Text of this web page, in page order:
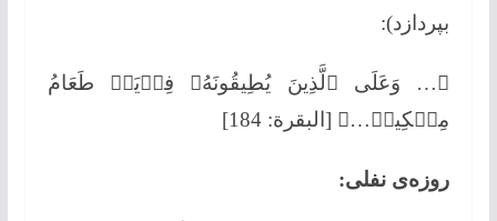
بپردازد):
﴿… وَعَلَى ٱلَّذِينَ يُطِيقُونَهُۥ فِدۡيَةٞ طَعَامُ
مِسۡكِينٖ…﴾ [البقرة: 184]
روزه‌ی نفلی: